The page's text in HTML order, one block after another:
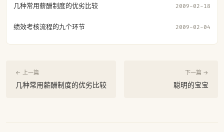
几种常用薪酬制度的优劣比较 2009-02-18
绩效考核流程的九个环节 2009-02-04
← 上一篇
几种常用薪酬制度的优劣比较
下一篇 →
聪明的宝宝